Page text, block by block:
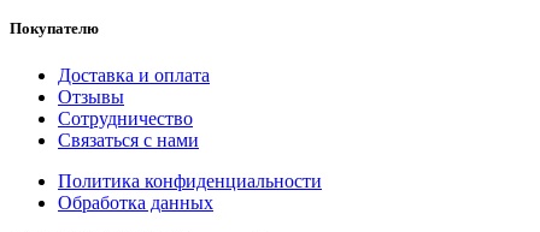
Покупателю
Доставка и оплата
Отзывы
Сотрудничество
Связаться с нами
Политика конфиденциальности
Обработка данных